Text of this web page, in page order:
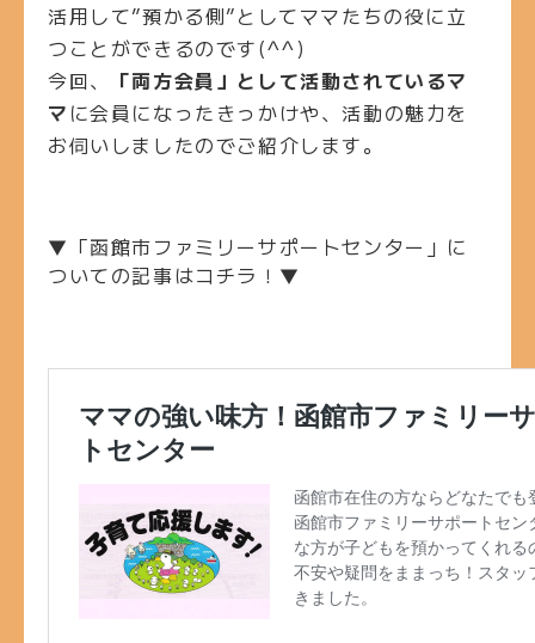
活用して”預かる側”としてママたちの役に立
つことができるのです(^^)
今回、
「両方会員」として活動されているマ
マ に会員になったきっかけや、活動の魅力を
お伺いしましたのでご紹介します。
▼「函館市ファミリーサポートセンター」に
ついての記事はコチラ！▼